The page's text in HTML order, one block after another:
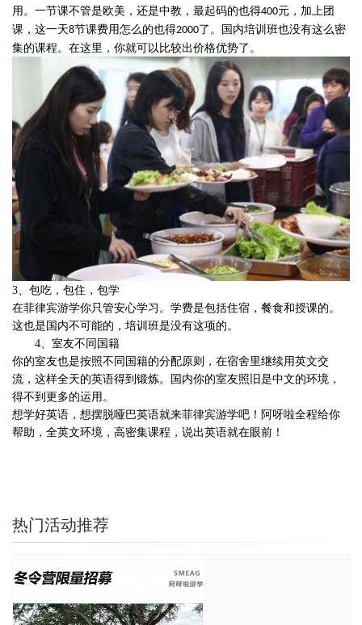
用。一节课不管是欧美，还是中教，最起码的也得400元，加上团
课，这一天8节课费用怎么的也得2000了。国内培训班也没有这么密
集的课程。在这里，你就可以比较出价格优势了。
3、 包吃，包住，包学
在菲律宾游学你只管安心学习。学费是包括住宿，餐食和授课的。
这也是国内不可能的，培训班是没有这项的。
4、 室友不同国籍
你的室友也是按照不同国籍的分配原则，在宿舍里继续用英文交
流，这样全天的英语得到锻炼。国内你的室友照旧是中文的环境，
得不到更多的运用。
想学好英语，想摆脱哑巴英语就来菲律宾游学吧！阿呀啦全程给你
帮助，全英文环境，高密集课程，说出英语就在眼前！
热门活动推荐